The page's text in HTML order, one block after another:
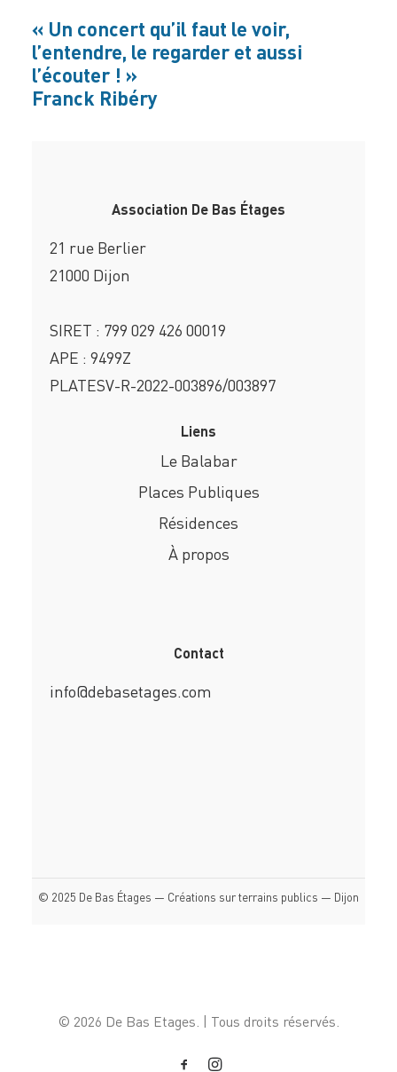
« Un concert qu’il faut le voir,
l’entendre, le regarder et aussi
l’écouter ! »
Franck Ribéry
Association De Bas Étages
21 rue Berlier
21000 Dijon
SIRET : 799 029 426 00019
APE : 9499Z
PLATESV-R-2022-003896/003897
Liens
Le Balabar
Places Publiques
Résidences
À propos
Contact
info@debasetages.com
© 2025 De Bas Étages — Créations sur terrains publics — Dijon
© 2026 De Bas Etages. | Tous droits réservés.